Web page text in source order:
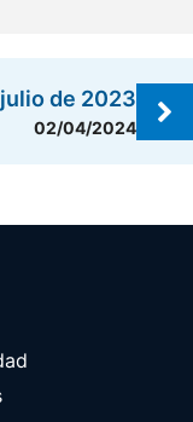
de 2023
02/04/2024